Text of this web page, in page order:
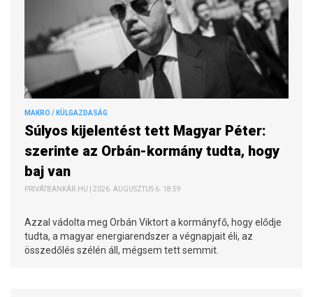
MAKRO / KÜLGAZDASÁG
Súlyos kijelentést tett Magyar Péter:
szerinte az Orbán-kormány tudta, hogy
baj van
PRIVÁTBANKÁR.HU | 2026. AUGUSZTUS 6. 18:59
Azzal vádolta meg Orbán Viktort a kormányfő, hogy elődje
tudta, a magyar energiarendszer a végnapjait éli, az
összedőlés szélén áll, mégsem tett semmit.